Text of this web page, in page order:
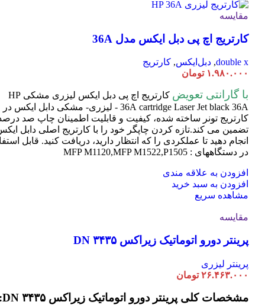
مقایسه
کارتریج اچ پی دبل ایکس مدل 36A
double x
, دبل‌ایکس, کارتریج
۱.۹۸۰.۰۰۰ تومان
با گارانتی تعویض
کارتریج اچ پی دبل ایکس لیزری مشکی HP
36A cartridge Laser
Jet black 36A - لیزری- مشکی دابل ایکس در
کارتریج تونر ساخته شده، کیفیت و قابلیت اطمینان چاپ صد
تضمین می کند.تازه کردن چاپگر خود را با کارتریج اصلی دابل
انجام دهید تا عملکردی را که انتظار دارید، دریافت کنید. قابل
در دستگاههای : MFP M1120,MFP M1522,P1505
افزودن به علاقه مندی
افزودن به سبد خرید
مشاهده سریع
مقایسه
پرینتر دورو اتوماتیک زیراکس DN ۳۴۳۵
پرینتر لیزری
۲۶.۴۶۳.۰۰۰ تومان
مشخصات کلی پرینتر دورو اتوماتیک زیراکس DN ۳۴۳۵: